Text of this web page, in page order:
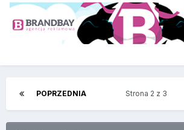
POPRZEDNIA Strona 2 z 3